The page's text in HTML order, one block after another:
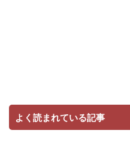
よく読まれている記事